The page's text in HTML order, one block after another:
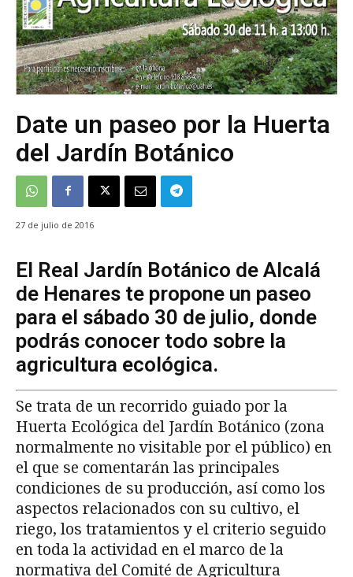
Date un paseo por la Huerta
del Jardín Botánico
27 de julio de 2016
El Real Jardín Botánico de Alcalá
de Henares te propone un paseo
para el sábado 30 de julio, donde
podrás conocer todo sobre la
agricultura ecológica.
Se trata de un recorrido guiado por la
Huerta Ecológica del Jardín Botánico (zona
normalmente no visitable por el público) en
el que se comentarán las principales
condiciones de su producción, así como los
aspectos relacionados con su cultivo, el
riego, los tratamientos y el criterio seguido
en toda la actividad en el marco de la
normativa del Comité de Agricultura